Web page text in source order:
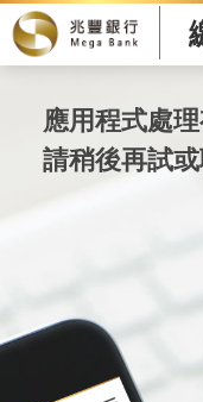
應用程式處
請稍後再試